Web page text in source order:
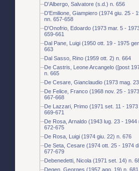
D'Albergo, Salvatore (s.d.) n. 656
D'Emilione, Giampiero (1974 giu. 25 -
nn. 657-658
D'Onofrio, Edoardo (1973 mar. 5 -
659-661
Dal Pane, Luigi (1950 ott. 19 - 1975
663
Dal Sasso, Rino (1959 ott. 2) n. 664
De Castris, Leone Arcangelo ([post
n. 665
De Cesare, Gianclaudio (1973 mag.
De Felice, Franco (1968 nov. 25 -
667-668
De Lazzari, Primo (1971 set. 11 - 1973
669-671
De Rosa, Arnaldo (1943 lug. 23 - 1944
672-675
De Rosa, Luigi (1974 giu. 22) n. 676
De Seta, Cesare (1974 ott. 25 - 1974
677-679
Debenedetti, Nicola (1971 set. 14) n.
Degen, Georges (1957 ago. 19) n. 681